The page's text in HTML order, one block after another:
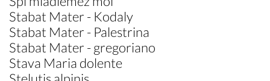
Stabat Mater - Kodaly
Stabat Mater - Palestrina
Stabat Mater - gregoriano
Stava Maria dolente